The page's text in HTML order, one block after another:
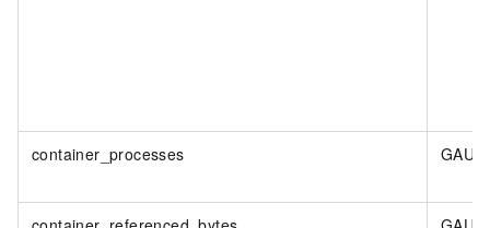
container_processes